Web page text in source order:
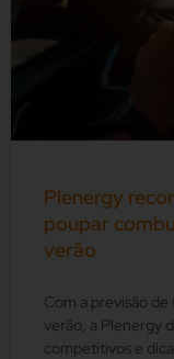
Plenergy
poupar
verão
Com a previsão
verão, a Plenergy
competitivos e